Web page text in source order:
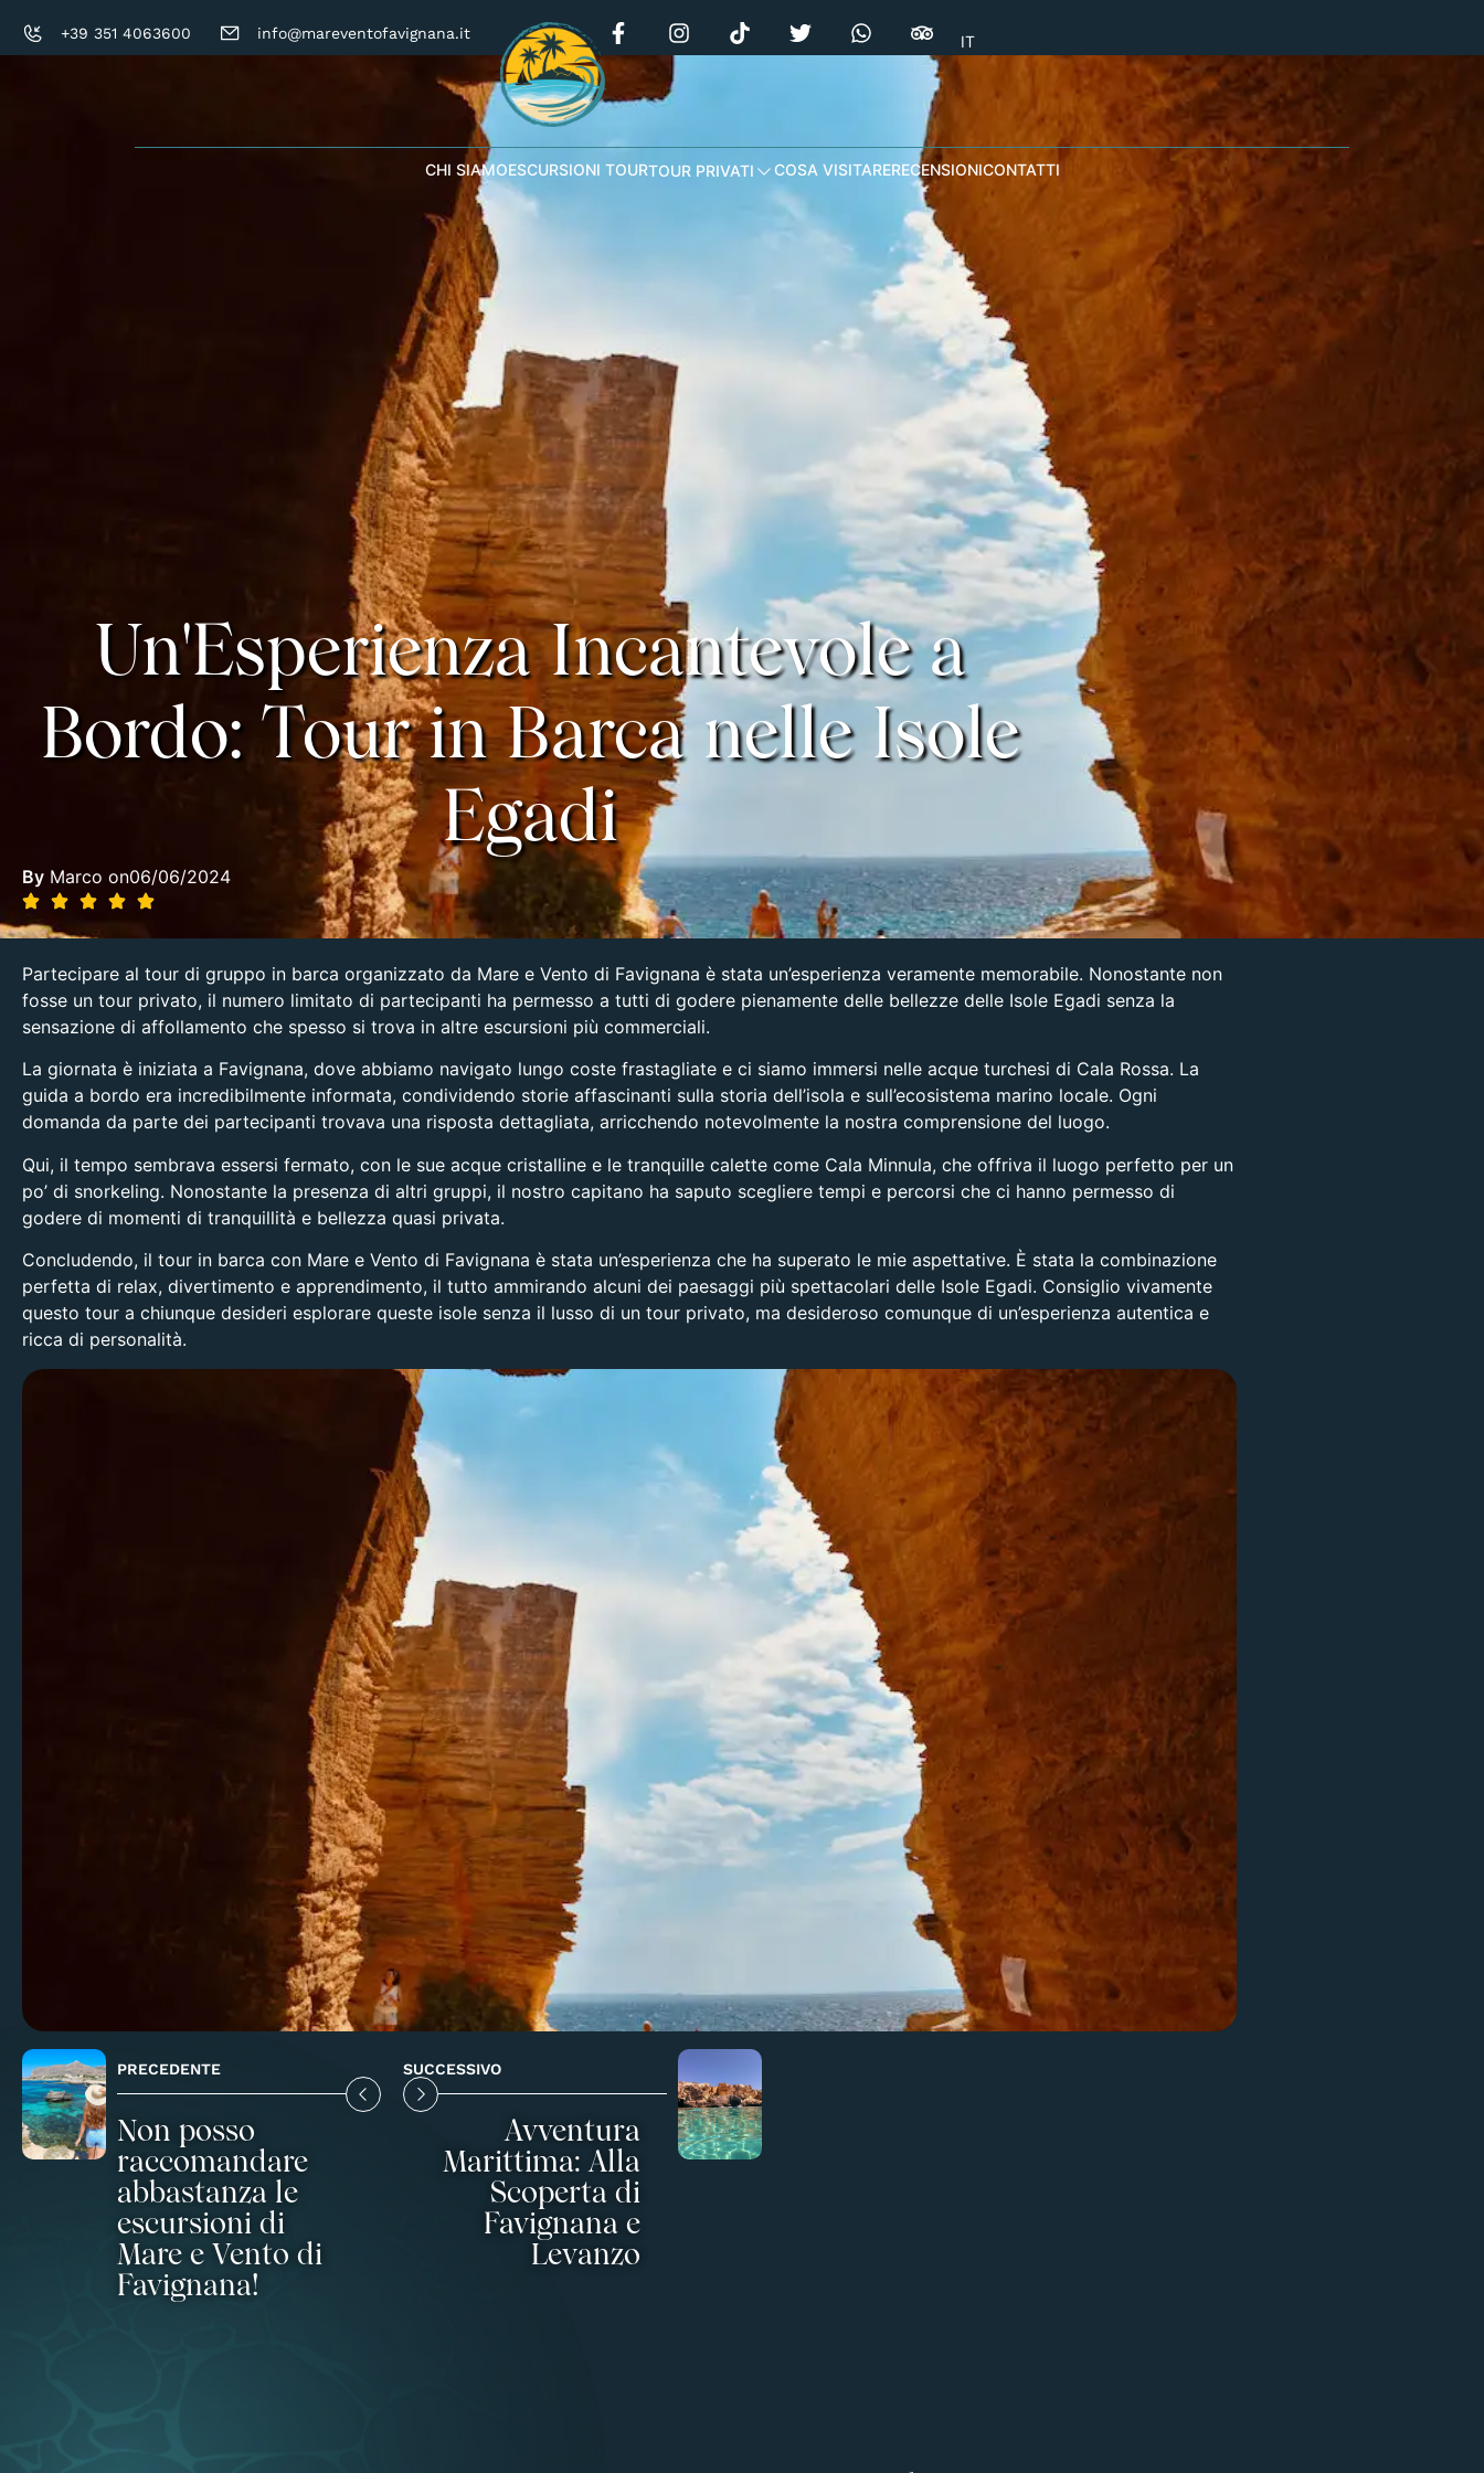
+39 351 4063600 info@mareventofavignana.it IT
CHI SIAMOESCURSIONI TOURTOUR PRIVATI COSA VISITARERECENSIONICONTATTI
Un'Esperienza Incantevole a
Bordo: Tour in Barca nelle Isole
Egadi
By Marco on06/06/2024
Partecipare al tour di gruppo in barca organizzato da Mare e Vento di Favignana è stata un’esperienza veramente memorabile. Nonostante non
fosse un tour privato, il numero limitato di partecipanti ha permesso a tutti di godere pienamente delle bellezze delle Isole Egadi senza la
sensazione di affollamento che spesso si trova in altre escursioni più commerciali.
La giornata è iniziata a Favignana, dove abbiamo navigato lungo coste frastagliate e ci siamo immersi nelle acque turchesi di Cala Rossa. La
guida a bordo era incredibilmente informata, condividendo storie affascinanti sulla storia dell’isola e sull’ecosistema marino locale. Ogni
domanda da parte dei partecipanti trovava una risposta dettagliata, arricchendo notevolmente la nostra comprensione del luogo.
Qui, il tempo sembrava essersi fermato, con le sue acque cristalline e le tranquille calette come Cala Minnula, che offriva il luogo perfetto per un
po’ di snorkeling. Nonostante la presenza di altri gruppi, il nostro capitano ha saputo scegliere tempi e percorsi che ci hanno permesso di
godere di momenti di tranquillità e bellezza quasi privata.
Concludendo, il tour in barca con Mare e Vento di Favignana è stata un’esperienza che ha superato le mie aspettative. È stata la combinazione
perfetta di relax, divertimento e apprendimento, il tutto ammirando alcuni dei paesaggi più spettacolari delle Isole Egadi. Consiglio vivamente
questo tour a chiunque desideri esplorare queste isole senza il lusso di un tour privato, ma desideroso comunque di un’esperienza autentica e
ricca di personalità.
PRECEDENTE
Non posso
raccomandare
abbastanza le
escursioni di
Mare e Vento di
Favignana!
SUCCESSIVO
Avventura
Marittima: Alla
Scoperta di
Favignana e
Levanzo